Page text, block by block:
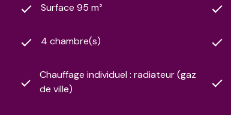
Surface 95 m²
4 chambre(s)
Chauffage individuel : radiateur (gaz
de ville)